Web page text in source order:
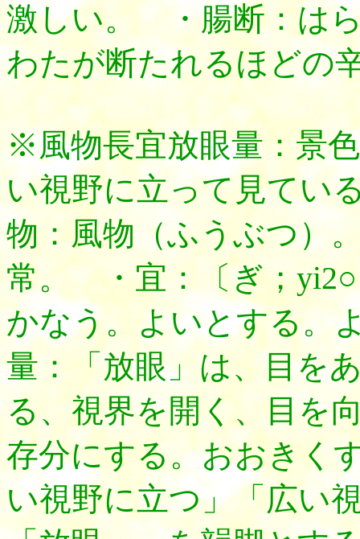
激しい。 ・腸断：は
わたが断たれるほどの
※風物長宜放眼量：景
い視野に立って見てい
物：風物（ふうぶつ）
常。 ・宜：〔ぎ；yi2○
かなう。よいとする
量：「放眼」は、目を
る、視界を開く、目を
存分にする。おおきく
い視野に立つ」「広い